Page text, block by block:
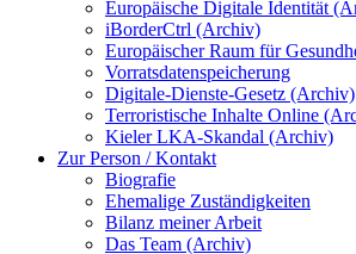
Europäische Digitale Identität
iBorderCtrl (Archiv)
Europäischer Raum für
Vorratsdatenspeicherung
Digitale-Dienste-Gesetz (Archiv)
Terroristische Inhalte Online
Kieler LKA-Skandal (Archiv)
Zur Person / Kontakt
Biografie
Ehemalige Zuständigkeiten
Bilanz meiner Arbeit
Das Team (Archiv)